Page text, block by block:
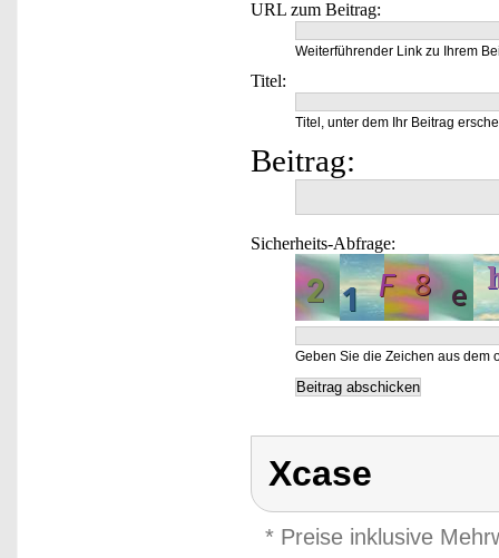
URL zum Beitrag:
Weiterführender Link zu Ihrem
Titel:
Titel, unter dem Ihr Beitrag
Beitrag:
Sicherheits-Abfrage:
Geben Sie die Zeichen aus dem
Xcase
* Preise inklusive